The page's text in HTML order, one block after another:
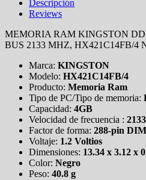
Descripción
Reviews
MEMORIA RAM KINGSTON
BUS 2133 MHZ, HX421C14FB/4
Marca: KINGSTON
Modelo: HX421C14FB/4
Producto: Memoria Ram
Tipo de PC/Tipo de memoria:
Capacidad: 4GB
Velocidad de frecuencia :
Factor de forma: 288-pin
Voltaje: 1.2 Voltios
Dimensiones: 13.34 x 3.12 x
Color: Negro
Peso: 40.8 g